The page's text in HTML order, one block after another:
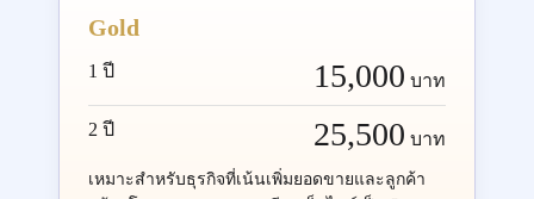
Gold
1 ปี 15,000 บาท
2 ปี 25,500 บาท
เหมาะสำหรับธุรกิจที่เน้นเพิ่มยอดขายและลูกค้า